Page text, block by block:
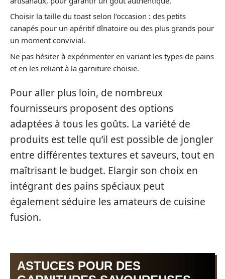
Choisir la taille du toast selon l’occasion : des petits
canapés pour un apéritif dînatoire ou des plus grands pour
un moment convivial.
Ne pas hésiter à expérimenter en variant les types de pains
et en les reliant à la garniture choisie.
Pour aller plus loin, de nombreux
fournisseurs proposent des options
adaptées à tous les goûts. La variété de
produits est telle qu’il est possible de jongler
entre différentes textures et saveurs, tout en
maîtrisant le budget. Elargir son choix en
intégrant des pains spéciaux peut
également séduire les amateurs de cuisine
fusion.
ASTUCES POUR DES